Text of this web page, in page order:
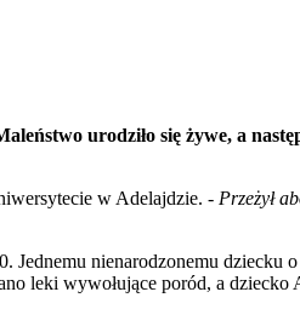
urodziło się żywe, a
w Adelajdzie. - Przeżył
Jednemu nienarodzonemu dziecku
leki wywołujące poród, a dziecko